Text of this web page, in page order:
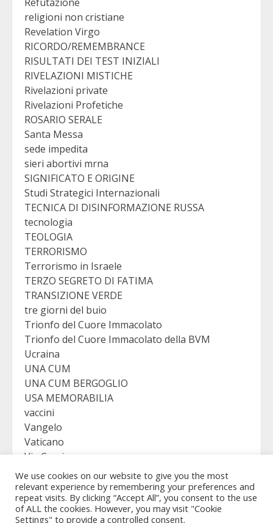
religioni non cristiane
Revelation Virgo
RICORDO/REMEMBRANCE
RISULTATI DEI TEST INIZIALI
RIVELAZIONI MISTICHE
Rivelazioni private
Rivelazioni Profetiche
ROSARIO SERALE
Santa Messa
sede impedita
sieri abortivi mrna
SIGNIFICATO E ORIGINE
Studi Strategici Internazionali
TECNICA DI DISINFORMAZIONE RUSSA
tecnologia
TEOLOGIA
TERRORISMO
Terrorismo in Israele
TERZO SEGRETO DI FATIMA
TRANSIZIONE VERDE
tre giorni del buio
Trionfo del Cuore Immacolato
Trionfo del Cuore Immacolato della BVM
Ucraina
UNA CUM
UNA CUM BERGOGLIO
USA MEMORABILIA
vaccini
Vangelo
Vaticano
Via Crucis
VICTORY
Viganò
We use cookies on our website to give you the most
relevant experience by remembering your preferences and
repeat visits. By clicking “Accept All”, you consent to the use
of ALL the cookies. However, you may visit "Cookie
Settings" to provide a controlled consent.